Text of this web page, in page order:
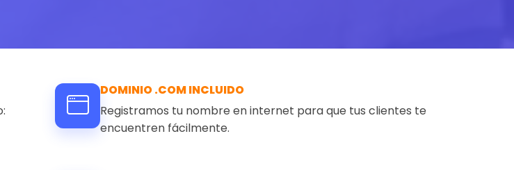
DOMINIO .COM INCLUIDO
Registramos tu nombre en internet para que tus clientes te
encuentren fácilmente.